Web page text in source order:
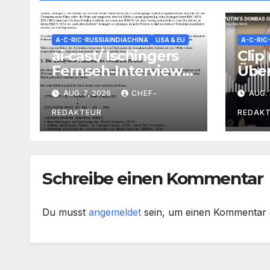
A-C-RIC-RUSSIAINDIACHINA USA & EU
ai-cast/ Ischingers
Fernseh-Interview:
Polit-Pleitier +Total-
Versager wird als
„noch immer“
Prophet
AUG. 7, 2026 CHEF-
REDAKTEUR
A-C-
Clip
AUG.
Schreibe einen Kommentar
Du musst angemeldet sein, um einen Kommentar